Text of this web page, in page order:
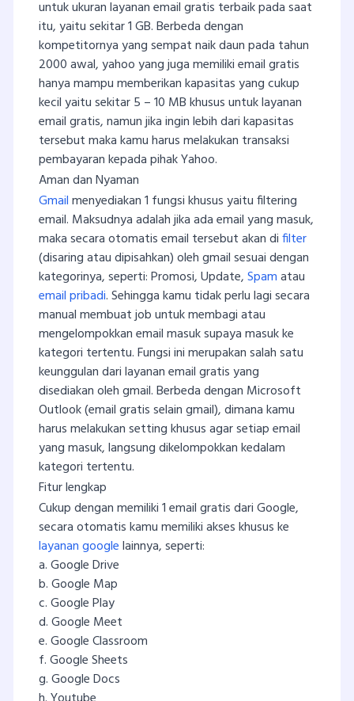
untuk ukuran layanan email gratis terbaik pada saat
itu, yaitu sekitar 1 GB. Berbeda dengan
kompetitornya yang sempat naik daun pada tahun
2000 awal, yahoo yang juga memiliki email gratis
hanya mampu memberikan kapasitas yang cukup
kecil yaitu sekitar 5 – 10 MB khusus untuk layanan
email gratis, namun jika ingin lebih dari kapasitas
tersebut maka kamu harus melakukan transaksi
pembayaran kepada pihak Yahoo.
Aman dan Nyaman
Gmailmenyediakan 1 fungsi khusus yaitu filtering
email. Maksudnya adalah jika ada email yang masuk,
maka secara otomatis email tersebut akan difilter
(disaring atau dipisahkan) oleh gmail sesuai dengan
kategorinya, seperti: Promosi, Update,Spamatau
email pribadi. Sehingga kamu tidak perlu lagi secara
manual membuat job untuk membagi atau
mengelompokkan email masuk supaya masuk ke
kategori tertentu. Fungsi ini merupakan salah satu
keunggulan dari layanan email gratis yang
disediakan oleh gmail. Berbeda dengan Microsoft
Outlook (email gratis selain gmail), dimana kamu
harus melakukan setting khusus agar setiap email
yang masuk, langsung dikelompokkan kedalam
kategori tertentu.
Fitur lengkap
Cukup dengan memiliki 1 email gratis dari Google,
secara otomatis kamu memiliki akses khusus ke
layanan googlelainnya, seperti:
a. Google Drive
b. Google Map
c. Google Play
d. Google Meet
e. Google Classroom
f. Google Sheets
g. Google Docs